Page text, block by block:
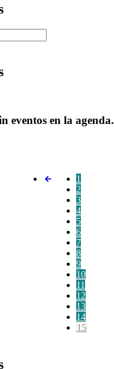
eventos en la agenda.
1
2
3
4
5
6
7
8
9
10
11
12
13
14
15